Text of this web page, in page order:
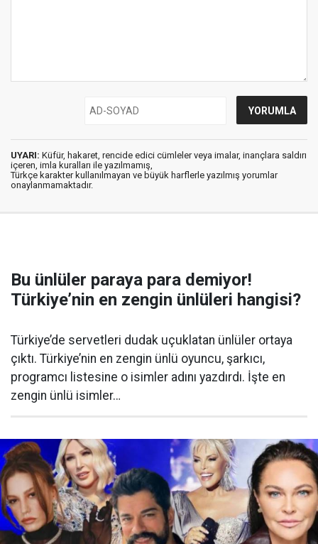
UYARI: Küfür, hakaret, rencide edici cümleler veya imalar, inançlara saldırı
içeren, imla kuralları ile yazılmamış,
Türkçe karakter kullanılmayan ve büyük harflerle yazılmış yorumlar
onaylanmamaktadır.
Bu ünlüler paraya para demiyor!
Türkiye’nin en zengin ünlüleri hangisi?
Türkiye’de servetleri dudak uçuklatan ünlüler ortaya
çıktı. Türkiye’nin en zengin ünlü oyuncu, şarkıcı,
programcı listesine o isimler adını yazdırdı. İşte en
zengin ünlü isimler…